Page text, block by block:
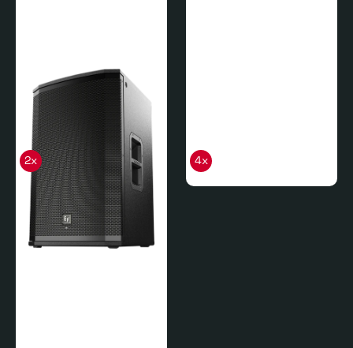
2x 4x